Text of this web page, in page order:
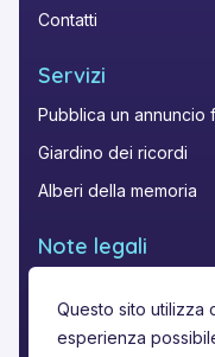
Contatti
Servizi
Pubblica un annuncio
Giardino dei ricordi
Alberi della memoria
Note legali
Termini di utilizzo
Questo sito utilizza
esperienza